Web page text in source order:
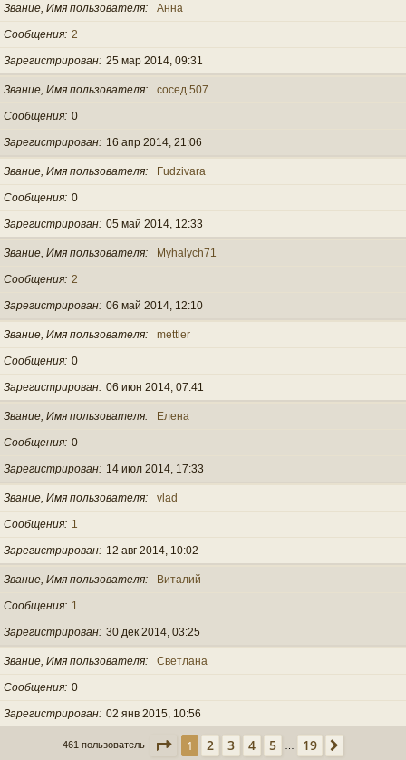
Звание, Имя пользователя Анна
Сообщения 2
Зарегистрирован 25 мар 2014, 09:31
Звание, Имя пользователя сосед 507
Сообщения 0
Зарегистрирован 16 апр 2014, 21:06
Звание, Имя пользователя Fudzivara
Сообщения 0
Зарегистрирован 05 май 2014, 12:33
Звание, Имя пользователя Myhalych71
Сообщения 2
Зарегистрирован 06 май 2014, 12:10
Звание, Имя пользователя mettler
Сообщения 0
Зарегистрирован 06 июн 2014, 07:41
Звание, Имя пользователя Елена
Сообщения 0
Зарегистрирован 14 июл 2014, 17:33
Звание, Имя пользователя vlad
Сообщения 1
Зарегистрирован 12 авг 2014, 10:02
Звание, Имя пользователя Виталий
Сообщения 1
Зарегистрирован 30 дек 2014, 03:25
Звание, Имя пользователя Светлана
Сообщения 0
Зарегистрирован 02 янв 2015, 10:56
461 пользователь Страница из 19
1 2 3 4 5 19